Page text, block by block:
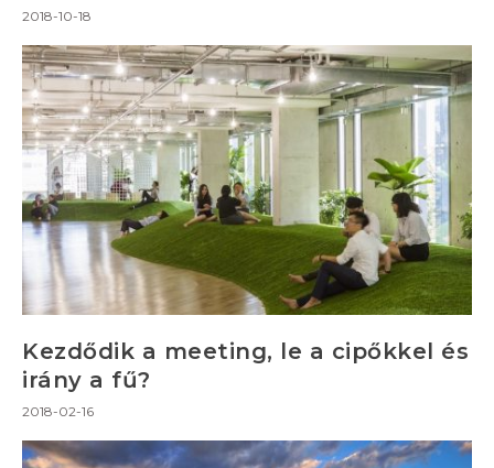
2018-10-18
Kezdődik a meeting, le a cipőkkel és
irány a fű?
2018-02-16